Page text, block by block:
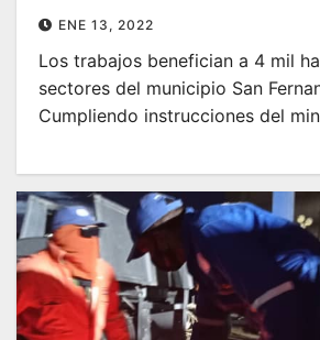
ENE 13, 2022
Los trabajos benefician a 4 mil
sectores del municipio San
Cumpliendo instrucciones del